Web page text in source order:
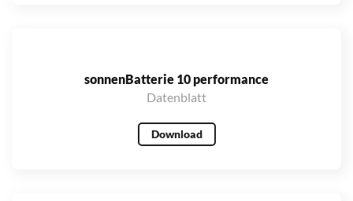
sonnenBatterie 10 performance
Datenblatt
Download